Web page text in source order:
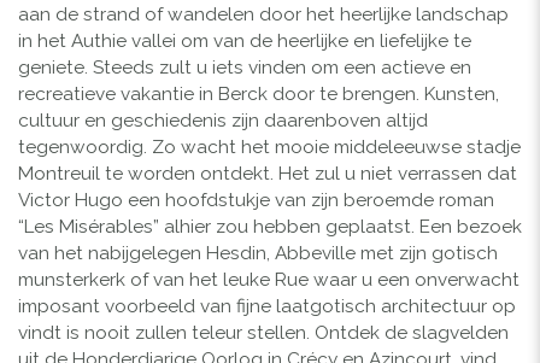
aan de strand of wandelen door het heerlijke landschap
in het Authie vallei om van de heerlijke en liefelijke te
geniete. Steeds zult u iets vinden om een actieve en
recreatieve vakantie in Berck door te brengen. Kunsten,
cultuur en geschiedenis zijn daarenboven altijd
tegenwoordig. Zo wacht het mooie middeleeuwse stadje
Montreuil te worden ontdekt. Het zul u niet verrassen dat
Victor Hugo een hoofdstukje van zijn beroemde roman
“Les Misérables” alhier zou hebben geplaatst. Een bezoek
van het nabijgelegen Hesdin, Abbeville met zijn gotisch
munsterkerk of van het leuke Rue waar u een onverwacht
imposant voorbeeld van fijne laatgotisch architectuur op
vindt is nooit zullen teleur stellen. Ontdek de slagvelden